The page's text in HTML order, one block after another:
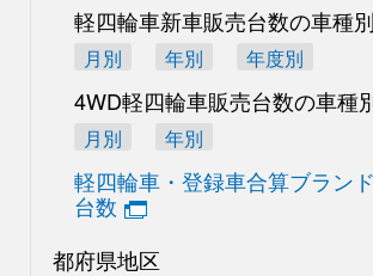
軽四輪車新車販売台数の車種
月別 年別 年度別
4WD軽四輪車販売台数の車種
月別 年別
軽四輪車・登録車合算ブラン
台数
都府県地区